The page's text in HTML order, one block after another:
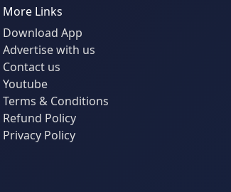
More Links
Download App
Advertise with us
Contact us
Youtube
Terms & Conditions
Refund Policy
Privacy Policy